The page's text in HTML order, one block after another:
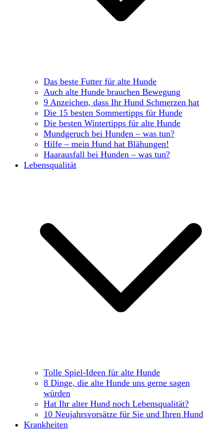
Das beste Futter für alte Hunde
Auch alte Hunde brauchen Bewegung
9 Anzeichen, dass Ihr Hund Schmerzen hat
Die 15 besten Sommertipps für Hunde
Die besten Wintertipps für alte Hunde
Mundgeruch bei Hunden – was tun?
Hilfe – mein Hund hat Blähungen!
Haarausfall bei Hunden – was tun?
Lebensqualität
Tolle Spiel-Ideen für alte Hunde
8 Dinge, die alte Hunde uns gerne sagen
würden
Hat Ihr alter Hund noch Lebensqualität?
10 Neujahrsvorsätze für Sie und Ihren Hund
Krankheiten